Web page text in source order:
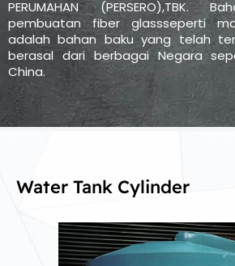
PERUMAHAN (PERSERO),TBK.
pembuatan fiber glassseperti
adalah bahan baku yang telah
berasal dari berbagai Negara
China.
Water Tank Cylinder